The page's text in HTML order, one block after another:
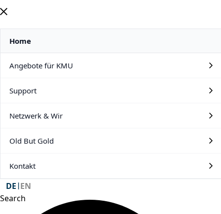
Home
Angebote für KMU
Support
Netzwerk & Wir
Old But Gold
Kontakt
DE EN
Search